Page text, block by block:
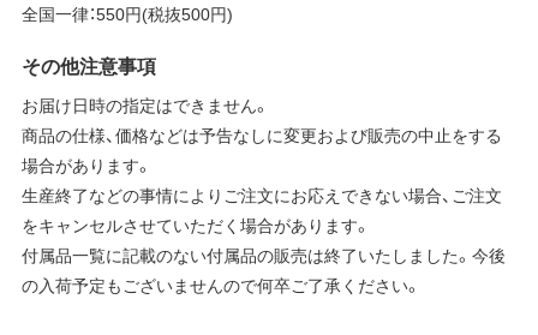
全国一律：550円(税抜500円)
その他注意事項
お届け日時の指定はできません。
商品の仕様、価格などは予告なしに変更および販売の中止をする
場合があります。
生産終了などの事情によりご注文にお応えできない場合、ご注文
をキャンセルさせていただく場合があります。
付属品一覧に記載のない付属品の販売は終了いたしました。今後
の入荷予定もございませんので何卒ご了承ください。